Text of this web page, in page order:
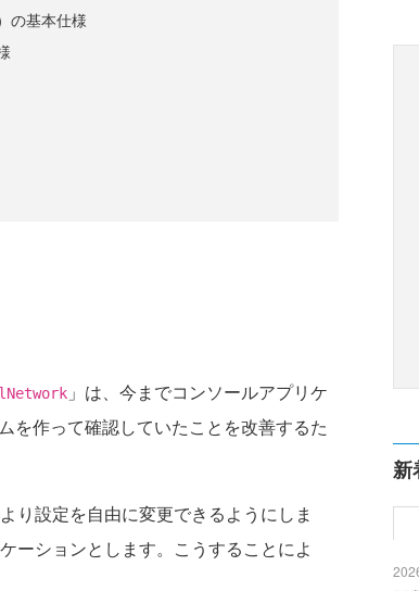
の基本仕様
」は、今までコンソールアプリケ
を作って確認していたことを改善するた
り設定を自由に変更できるようにしま
ーションとします。こうすることによ
新